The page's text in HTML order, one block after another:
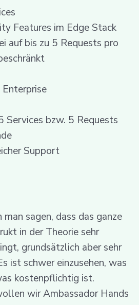
Features im Edge Stack
auf bis zu 5 Requests pro
Services bzw. 5 Requests
Support
sagen, dass das ganze
in der Theorie sehr
grundsätzlich aber sehr
ist schwer einzusehen, was
kostenpflichtig ist.
wir Ambassador Hands